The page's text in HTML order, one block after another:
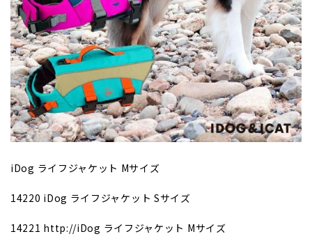
iDog ライフジャケット Mサイズ
14220 iDog ライフジャケット Sサイズ
14221 http://iDog ライフジャケット Mサイズ